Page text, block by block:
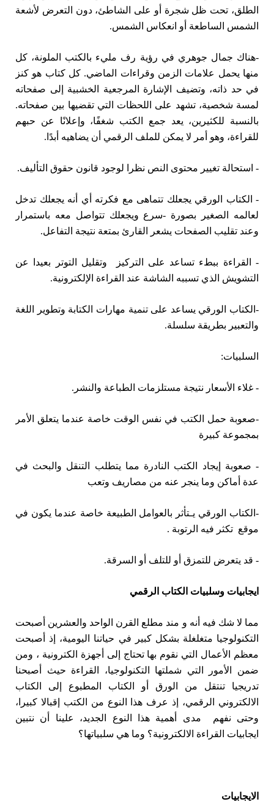
الطلق، تحت ظل شجرة أو على الشاطئ، دون التعرض لأشعة
الشمس الساطعة أو انعكاس الشمس.
-هناك جمال جوهري في رؤية رف مليء بالكتب الملونة، كل
منها يحمل علامات الزمن وقراءات الماضي. كل كتاب هو كنز
في حد ذاته، وتضيف الإشارة المرجعية الخشبية إلى صفحاته
لمسة شخصية، تشهد على اللحظات التي تقضيها بين صفحاته.
بالنسبة للكثيرين، يعد جمع الكتب شغفًا، وإعلانًا عن حبهم
للقراءة، وهو أمر لا يمكن للملف الرقمي أن يضاهيه أبدًا.
- استحالة تغيير محتوى النص نظرا لوجود قانون حقوق التأليف.
- الكتاب الورقي يجعلك تتماهى مع فكرته أي أنه يجعلك تدخل
لعالمه الصغير بصورة -سرع ويجعلك تتواصل معه باستمرار
وعند تقليب الصفحات يشعر القارئ بمتعة نتيجة التفاعل.
- القراءة ببطء تساعد على التركيز وتقليل التوتر بعيدا عن
التشويش الذي تسببه الشاشة عند القراءة الإلكترونية.
-الكتاب الورقي يساعد على تنمية مهارات الكتابة وتطوير اللغة
والتعبير بطريقة سلسلة.
السلبيات:
- غلاء الأسعار نتيجة مستلزمات الطباعة والنشر.
-صعوبة حمل الكتب في نفس الوقت خاصة عندما يتعلق الأمر
بمجموعة كبيرة
- صعوبة إيجاد الكتب النادرة مما يتطلب التنقل والبحث في
عدة أماكن وما ينجر عنه من مصاريف وتعب
-الكتاب الورقي يـتأثر بالعوامل الطبيعة خاصة عندما يكون في
موقع تكثر فيه الرتوبة .
- قد يتعرض للتمزق أو للتلف أو السرقة.
ايجابيات وسلبيات الكتاب الرقمي
مما لا شك فيه أنه و مند مطلع القرن الواحد والعشرين أصبحت
التكنولوجيا متغلغلة بشكل كبير في حياتنا اليومية، إذ أصبحت
معظم الأعمال التي نقوم بها تحتاج إلى أجهزة الكترونية ، ومن
ضمن الأمور التي شملتها التكنولوجيا، القراءة حيث أصبحنا
تدريجيا تنتقل من الورق أو الكتاب المطبوع إلى الكتاب
الالكتروني الرقمي، إذ عرف هذا النوع من الكتب إقبالا كبيرا،
وحتى نفهم مدى أهمية هذا النوع الجديد، علينا أن نتبين
ايجابيات القراءة الالكترونية؟ وما هي سلبياتها؟
الايجابيات